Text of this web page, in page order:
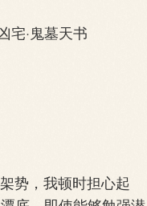
宅·鬼墓天书
势，我顿时担心起